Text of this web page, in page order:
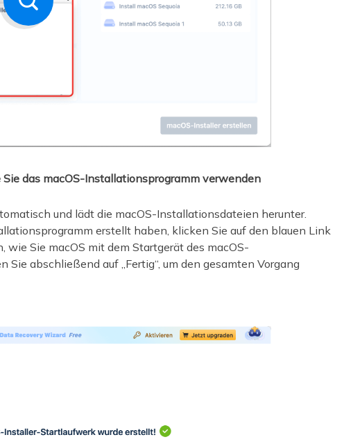
das macOS-Installationsprogramm verwenden
und lädt die macOS-Installationsdateien herunter.
erstellt haben, klicken Sie auf den blauen Link
wie Sie macOS mit dem Startgerät des macOS-
abschließend auf „Fertig“, um den gesamten Vorgang